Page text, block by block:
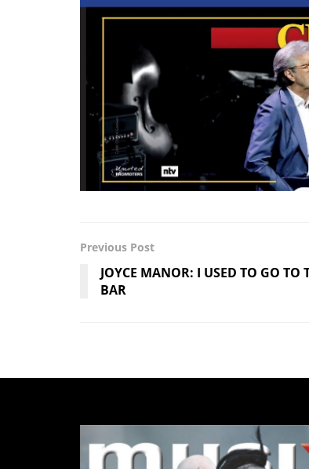
Previous Post
JOYCE MANOR: I USED TO GO TO
BAR